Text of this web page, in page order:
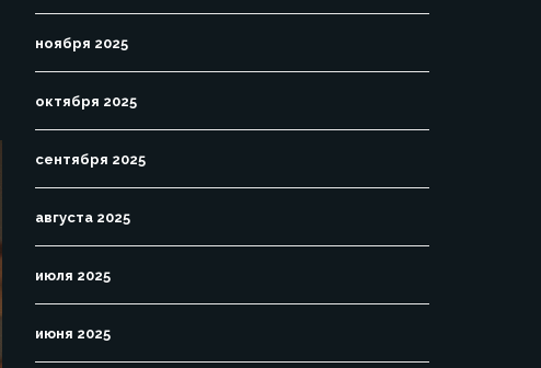
ноября 2025
октября 2025
сентября 2025
августа 2025
июля 2025
июня 2025